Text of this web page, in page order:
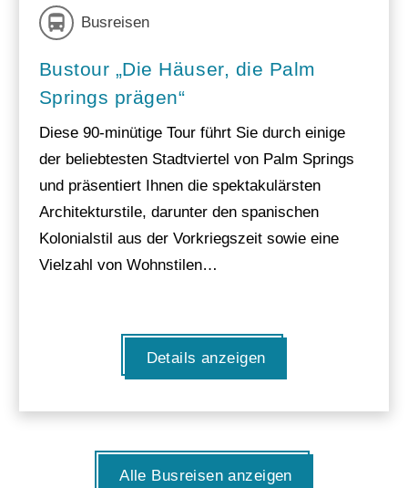
Busreisen
Bustour „Die Häuser, die Palm
Springs prägen“
Diese 90-minütige Tour führt Sie durch einige
der beliebtesten Stadtviertel von Palm Springs
und präsentiert Ihnen die spektakulärsten
Architekturstile, darunter den spanischen
Kolonialstil aus der Vorkriegszeit sowie eine
Vielzahl von Wohnstilen…
Details anzeigen
Alle Busreisen anzeigen